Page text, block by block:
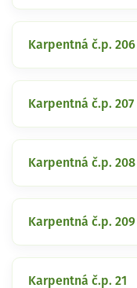
Karpentná č.p. 206
Karpentná č.p. 207
Karpentná č.p. 208
Karpentná č.p. 209
Karpentná č.p. 21